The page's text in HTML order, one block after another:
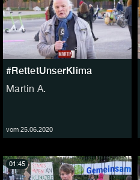
#RettetUnserKlima
Martin A.
vom 25.06.2020
01:45